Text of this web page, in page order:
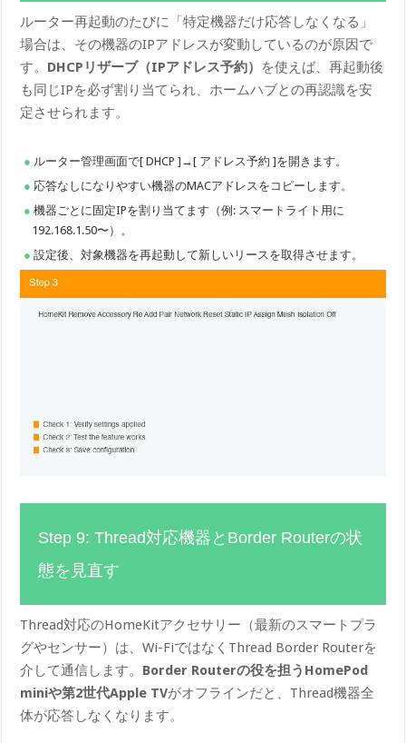
ルーター再起動のたびに「特定機器だけ応答しなくなる」
場合は、その機器のIPアドレスが変動しているのが原因で
す。 DHCPリザーブ（IPアドレス予約） を使えば、再起動後
も同じIPを必ず割り当てられ、ホームハブとの再認識を安
定させられます。
ルーター管理画面で[ DHCP ]→[ アドレス予約 ]を開きます。
応答なしになりやすい機器のMACアドレスをコピーします。
機器ごとに固定IPを割り当てます（例: スマートライト用に
192.168.1.50〜）。
設定後、対象機器を再起動して新しいリースを取得させます。
Step 9: Thread対応機器とBorder Routerの状
態を見直す
Thread対応のHomeKitアクセサリー（最新のスマートプラ
グやセンサー）は、Wi-FiではなくThread Border Routerを
介して通信します。 Border Routerの役を担うHomePod
miniや第2世代Apple TVがオフラインだと、Thread機器全
体が応答しなくなります。